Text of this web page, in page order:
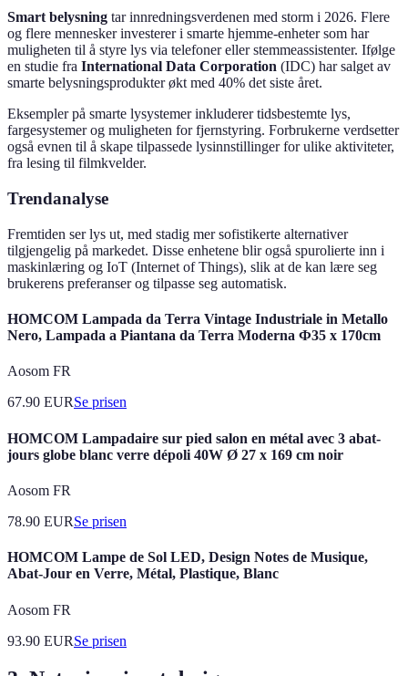
Smart belysning tar innredningsverdenen med storm i 2026. Flere
og flere mennesker investerer i smarte hjemme-enheter som har
muligheten til å styre lys via telefoner eller stemmeassistenter. Ifølge
en studie fra International Data Corporation (IDC) har salget av
smarte belysningsprodukter økt med 40% det siste året.
Eksempler på smarte lysystemer inkluderer tidsbestemte lys,
fargesystemer og muligheten for fjernstyring. Forbrukerne verdsetter
også evnen til å skape tilpassede lysinnstillinger for ulike aktiviteter,
fra lesing til filmkvelder.
Trendanalyse
Fremtiden ser lys ut, med stadig mer sofistikerte alternativer
tilgjengelig på markedet. Disse enhetene blir også spurolierte inn i
maskinlæring og IoT (Internet of Things), slik at de kan lære seg
brukerens preferanser og tilpasse seg automatisk.
HOMCOM Lampada da Terra Vintage Industriale in Metallo
Nero, Lampada a Piantana da Terra Moderna Ф35 x 170cm
Aosom FR
67.90 EURSe prisen
HOMCOM Lampadaire sur pied salon en métal avec 3 abat-
jours globe blanc verre dépoli 40W Ø 27 x 169 cm noir
Aosom FR
78.90 EURSe prisen
HOMCOM Lampe de Sol LED, Design Notes de Musique,
Abat-Jour en Verre, Métal, Plastique, Blanc
Aosom FR
93.90 EURSe prisen